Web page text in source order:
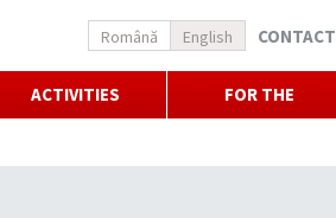
Română English CONTACT
ACTIVITIES FOR THE